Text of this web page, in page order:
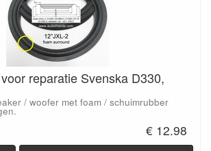
reparatie Svenska D330,
/ woofer met foam / schuimrubber
€ 12.98